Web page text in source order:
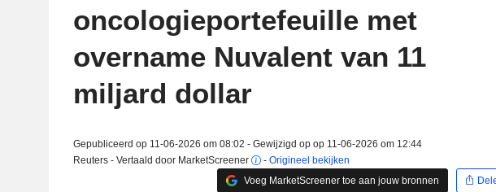
oncologieportefeuille met
overname Nuvalent van 11
miljard dollar
Gepubliceerd op 11-06-2026 om 08:02 - Gewijzigd op op 11-06-2026 om 12:44
Reuters - Vertaald door MarketScreener
- Origineel bekijken
Voeg MarketScreener toe aan jouw bronnen